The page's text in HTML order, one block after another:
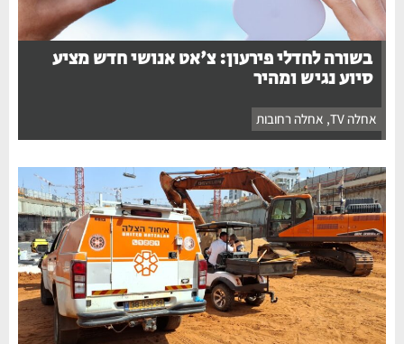
בשורה לחדלי פירעון: צ'אט אנושי חדש מציע
סיוע נגיש ומהיר
אחלה TV ,אחלה רחובות